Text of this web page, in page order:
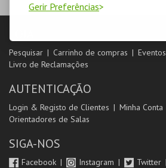
Gerir Preferências
Pesquisar Carrinho de compras Eventos
Livro de Reclamações
AUTENTICAÇÃO
Login & Registo de Clientes Minha Conta
Orientadores de Salas
SIGA-NOS
Facebook Instagram Twitter